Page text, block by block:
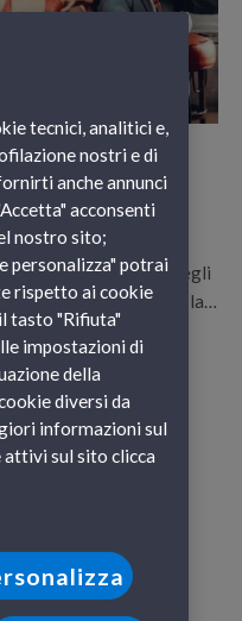
a Roma: le
importata da tempo negli
diffusa anche in Italia, la…
tecnici, analitici e,
nostri e di
anche annunci
acconsenti
nostro sito;
personalizza" potrai
rispetto ai cookie
tasto "Rifiuta"
impostazioni di
della
diversi da
informazioni sul
sul sito clicca